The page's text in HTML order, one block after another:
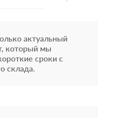
актуальный
который мы
сроки с
склада.